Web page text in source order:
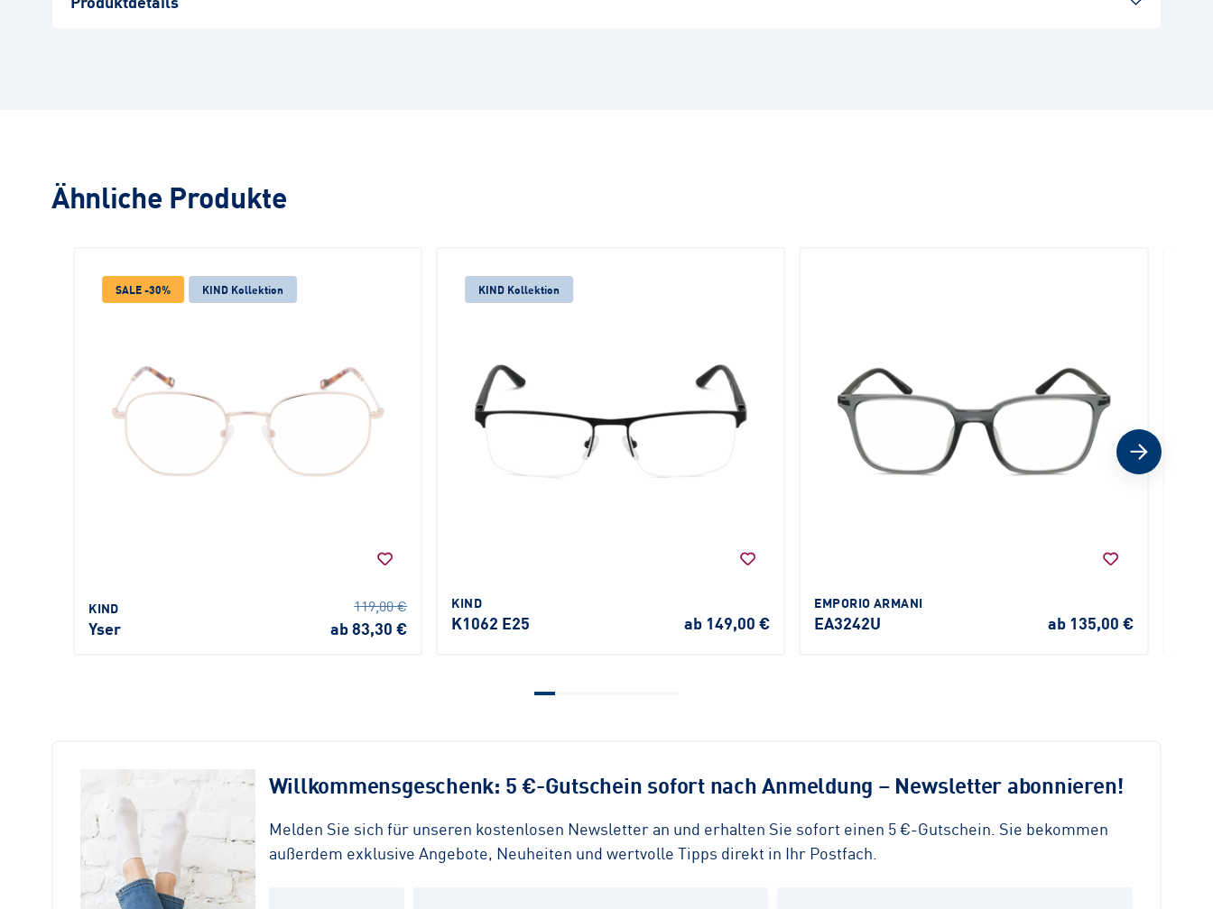
Ähnliche Produkte
SALE -30% KIND Kollektion
KIND
Yser
119,00 €
ab 83,30 €
KIND Kollektion
KIND
K1062 E25 ab 149,00 €
EMPORIO ARMANI
EA3242U ab 135,00 €
Willkommensgeschenk: 5 €-Gutschein sofort nach Anmeldung – Newsletter abonnieren!
Melden Sie sich für unseren kostenlosen Newsletter an und erhalten Sie sofort einen 5 €-Gutschein. Sie bekommen
außerdem exklusive Angebote, Neuheiten und wertvolle Tipps direkt in Ihr Postfach.